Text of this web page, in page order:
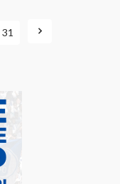
31